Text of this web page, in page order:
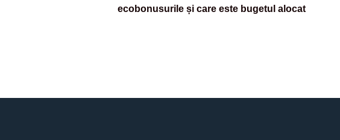
ecobonusurile și care este bugetul alocat